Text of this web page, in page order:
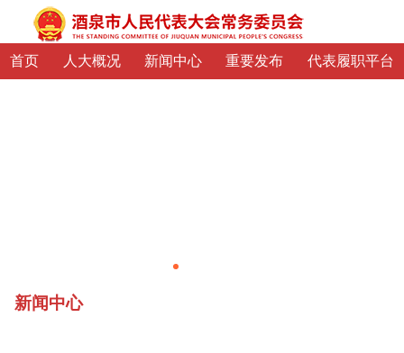
首页 人大概况 新闻中心 重要发布 代表履职平台
新闻中心